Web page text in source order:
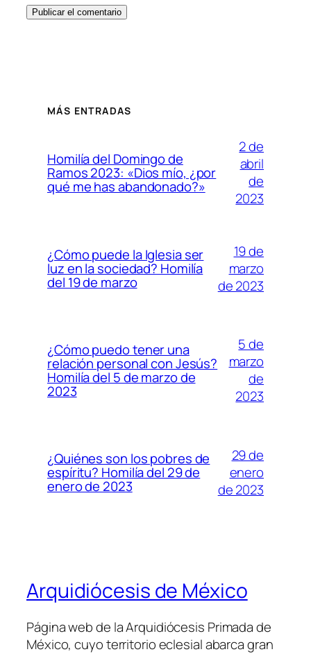
MÁS ENTRADAS
Homilía del Domingo de
Ramos 2023: «Dios mío, ¿por
qué me has abandonado?»
2 de
abril
de
2023
¿Cómo puede la Iglesia ser
luz en la sociedad? Homilía
del 19 de marzo
19 de
marzo
de 2023
¿Cómo puedo tener una
relación personal con Jesús?
Homilía del 5 de marzo de
2023
5 de
marzo
de
2023
¿Quiénes son los pobres de
espíritu? Homilía del 29 de
enero de 2023
29 de
enero
de 2023
Arquidiócesis de México
Página web de la Arquidiócesis Primada de
México, cuyo territorio eclesial abarca gran